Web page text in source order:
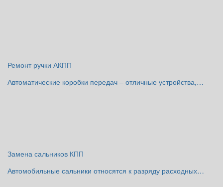
Ремонт ручки АКПП
Автоматические коробки передач – отличные устройства,…
Замена сальников КПП
Автомобильные сальники относятся к разряду расходных…